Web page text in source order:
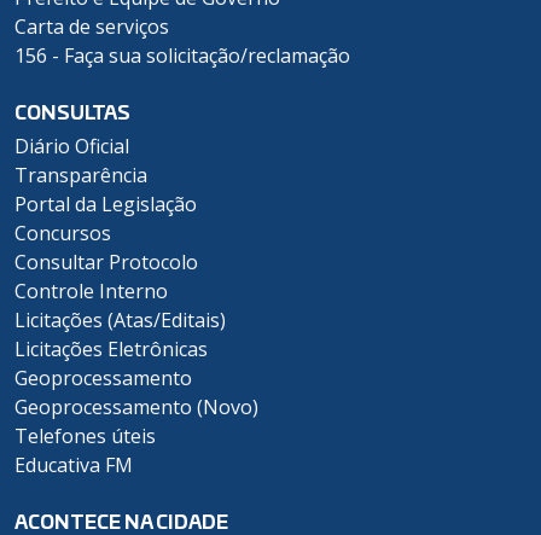
Carta de serviços
156 - Faça sua solicitação/reclamação
CONSULTAS
Diário Oficial
Transparência
Portal da Legislação
Concursos
Consultar Protocolo
Controle Interno
Licitações (Atas/Editais)
Licitações Eletrônicas
Geoprocessamento
Geoprocessamento (Novo)
Telefones úteis
Educativa FM
ACONTECE NA CIDADE